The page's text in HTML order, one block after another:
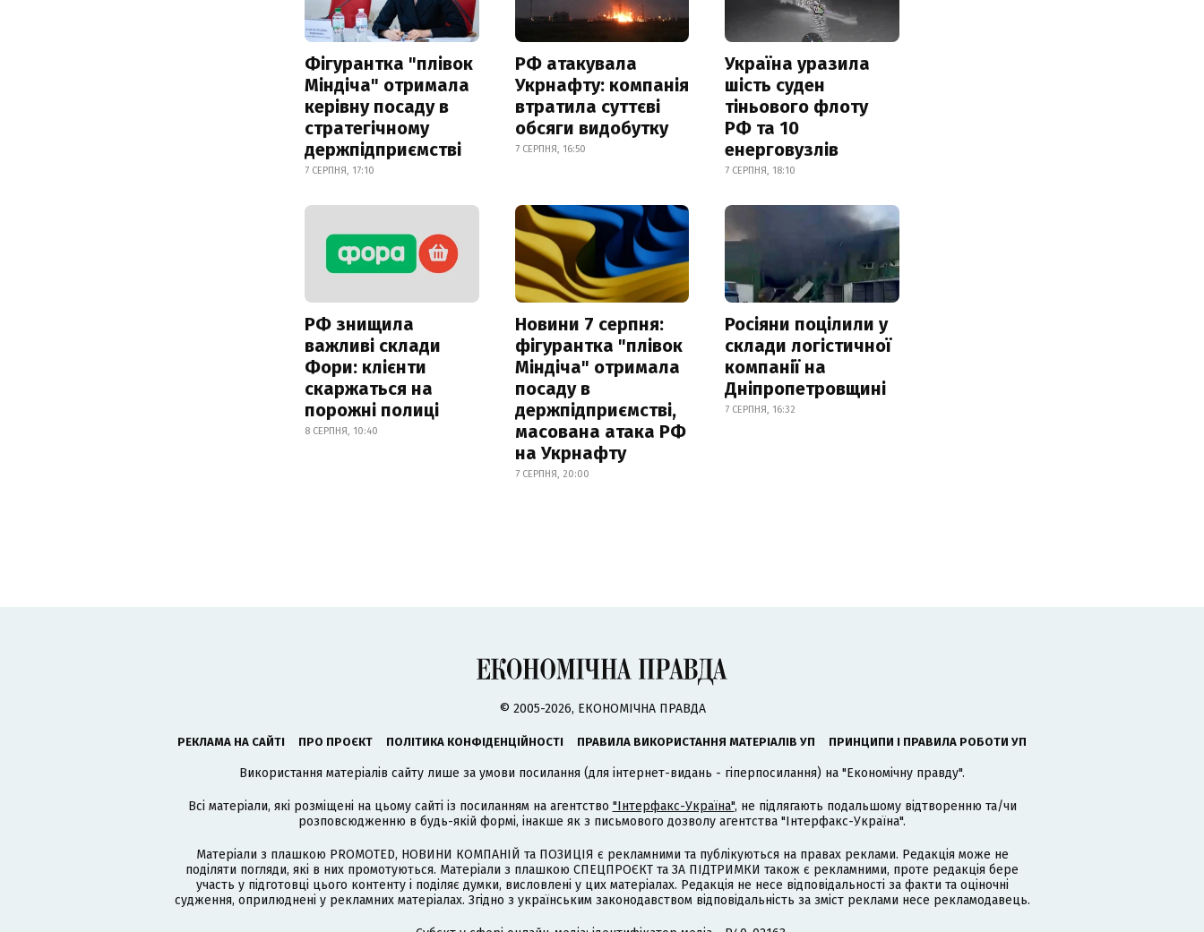
Фігурантка "плівок
Міндіча" отримала
керівну посаду в
стратегічному
держпідприємстві
7 СЕРПНЯ, 17:10
РФ атакувала
Укрнафту: компанія
втратила суттєві
обсяги видобутку
7 СЕРПНЯ, 16:50
Україна уразила
шість суден
тіньового флоту
РФ та 10
енерговузлів
7 СЕРПНЯ, 18:10
РФ знищила
важливі склади
Фори: клієнти
скаржаться на
порожні полиці
8 СЕРПНЯ, 10:40
Новини 7 серпня:
фігурантка "плівок
Міндіча" отримала
посаду в
держпідприємстві,
масована атака РФ
на Укрнафту
7 СЕРПНЯ, 20:00
Росіяни поцілили у
склади логістичної
компанії на
Дніпропетровщині
7 СЕРПНЯ, 16:32
© 2005-2026, ЕКОНОМІЧНА ПРАВДА
РЕКЛАМА НА САЙТІ ПРО ПРОЄКТ ПОЛІТИКА КОНФІДЕНЦІЙНОСТІ ПРАВИЛА ВИКОРИСТАННЯ МАТЕРІАЛІВ УП ПРИНЦИПИ І ПРАВИЛА РОБОТИ УП
Використання матеріалів сайту лише за умови посилання (для інтернет-видань - гіперпосилання) на "Економічну правду".
Всі матеріали, які розміщені на цьому сайті із посиланням на агентство "Інтерфакс-Україна", не підлягають подальшому відтворенню та/чи
розповсюдженню в будь-якій формі, інакше як з письмового дозволу агентства "Інтерфакс-Україна".
Матеріали з плашкою PROMOTED, НОВИНИ КОМПАНІЙ та ПОЗИЦІЯ є рекламними та публікуються на правах реклами. Редакція може не
поділяти погляди, які в них промотуються. Матеріали з плашкою СПЕЦПРОЄКТ та ЗА ПІДТРИМКИ також є рекламними, проте редакція бере
участь у підготовці цього контенту і поділяє думки, висловлені у цих матеріалах. Редакція не несе відповідальності за факти та оціночні
судження, оприлюднені у рекламних матеріалах. Згідно з українським законодавством відповідальність за зміст реклами несе рекламодавець.